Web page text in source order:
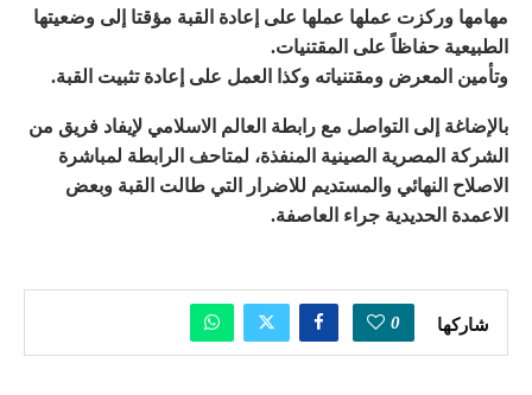
مهامها وركزت عملها عملها على إعادة القبة مؤقتا إلى وضعيتها
الطبيعية حفاظاً على المقتنيات.
وتأمين المعرض ومقتنياته وكذا العمل على إعادة تثبيت القبة.
بالإضاغة إلى التواصل مع رابطة العالم الاسلامي لإيفاد فريق من
الشركة المصرية الصينية المنفذة، لمتاحف الرابطة لمباشرة
الاصلاح النهائي والمستديم للاضرار التي طالت القبة وبعض
الاعمدة الحديدية جراء العاصفة.
شاركها 0